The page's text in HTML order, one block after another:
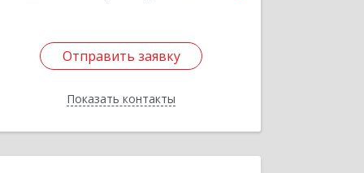
Отправить заявку
Показать контакты
Отправить заявку
Назад